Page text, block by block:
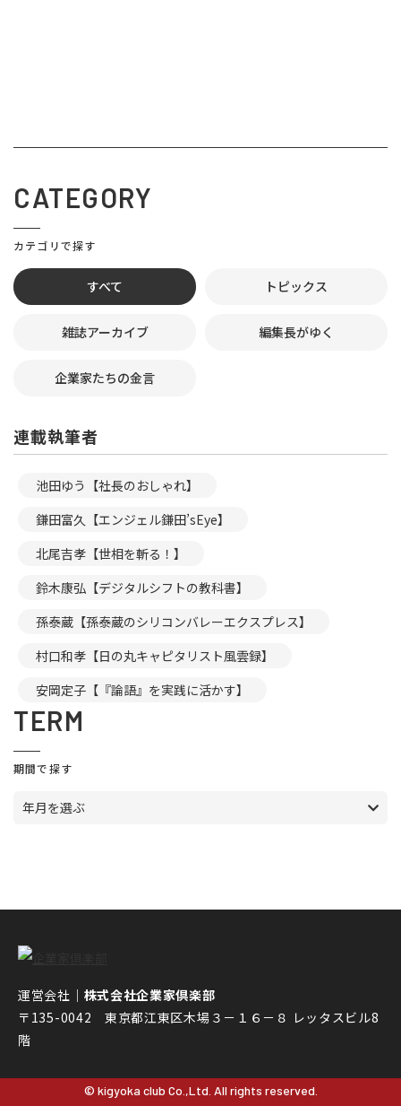
CATEGORY
カテゴリで探す
すべて トピックス
雑誌アーカイブ 編集長がゆく
企業家たちの金言
連載執筆者
池田ゆう【社長のおしゃれ】
鎌田富久【エンジェル鎌田’sEye】
北尾吉孝【世相を斬る！】
鈴木康弘【デジタルシフトの教科書】
孫泰蔵【孫泰蔵のシリコンバレーエクスプレス】
村口和孝【日の丸キャピタリスト風雲録】
安岡定子【『論語』を実践に活かす】
TERM
期間で探す
年月を選ぶ
運営会社｜ 株式会社企業家倶楽部
〒135-0042 東京都江東区木場３－１６－８ レッタスビル8
階
© kigyoka club Co.,Ltd. All rights reserved.